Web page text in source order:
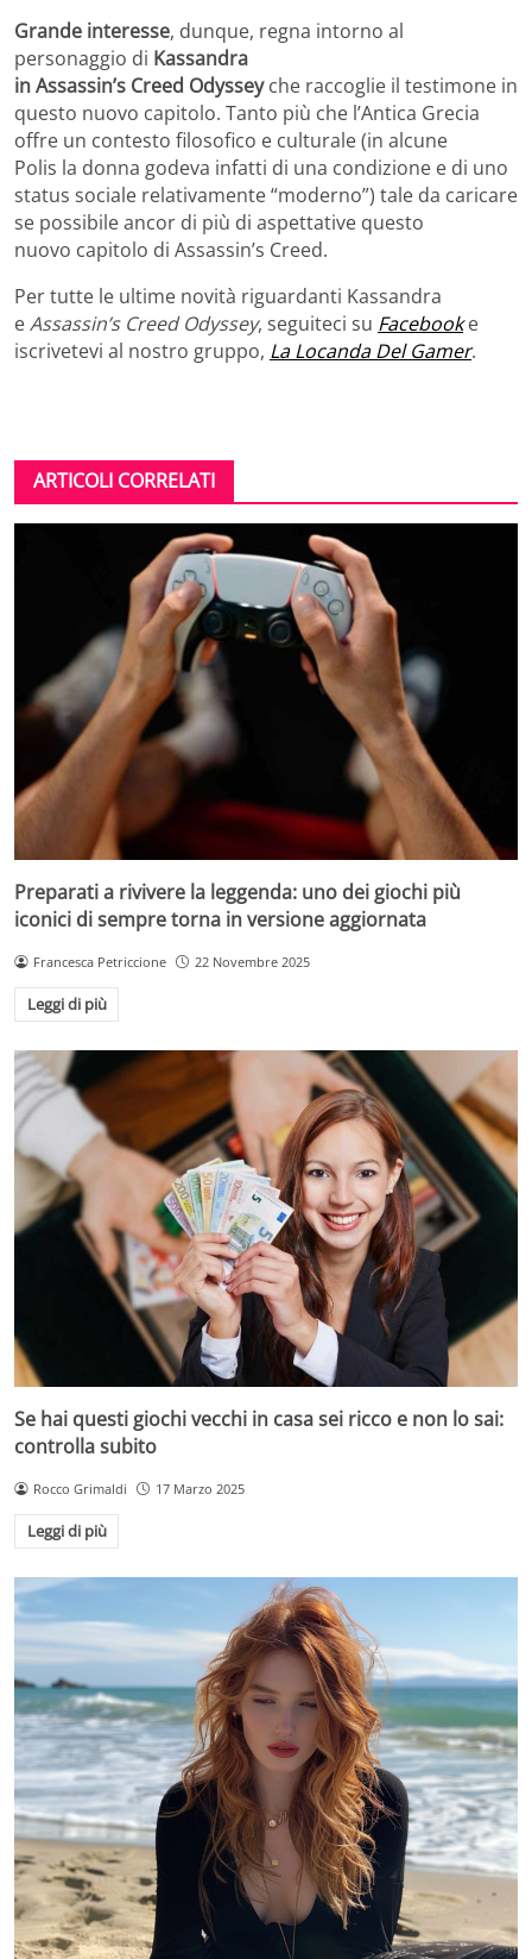
Grande interesse, dunque, regna intorno al
personaggio di Kassandra
in Assassin’s Creed Odysseyche raccoglie il testimone in
questo nuovo capitolo. Tanto più che l’Antica Grecia
offre un contesto filosofico e culturale (in alcune
Polis la donna godeva infatti di una condizione e di uno
status sociale relativamente “moderno”) tale da caricare
se possibile ancor di più di aspettative questo
nuovo capitolo di Assassin’s Creed.
Per tutte le ultime novità riguardanti Kassandra
eAssassin’s Creed Odyssey, seguiteci su Facebooke
iscrivetevi al nostro gruppo, La Locanda Del Gamer.
ARTICOLI CORRELATI
Preparati a rivivere la leggenda: uno dei giochi più
iconici di sempre torna in versione aggiornata
Francesca Petriccione 22 Novembre 2025
Leggi di più
Se hai questi giochi vecchi in casa sei ricco e non lo sai:
controlla subito
Rocco Grimaldi 17 Marzo 2025
Leggi di più